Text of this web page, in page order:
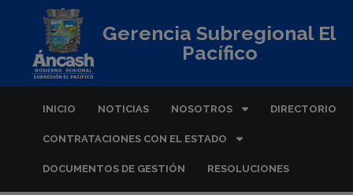
Gerencia Subregional El
Pacífico
INICIO NOTICIAS NOSOTROS DIRECTORIO
CONTRATACIONES CON EL ESTADO
DOCUMENTOS DE GESTIÓN RESOLUCIONES